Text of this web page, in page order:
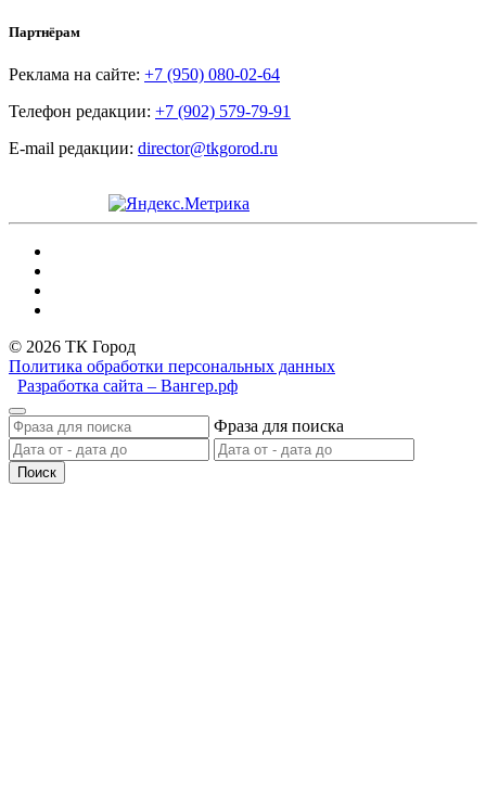
Партнёрам
Реклама на сайте: +7 (950) 080-02-64
Телефон редакции: +7 (902) 579-79-91
E-mail редакции: director@tkgorod.ru
© 2026 ТК Город
Политика обработки персональных данных
Разработка сайта – Вангер.рф
Фраза для поиска
Поиск